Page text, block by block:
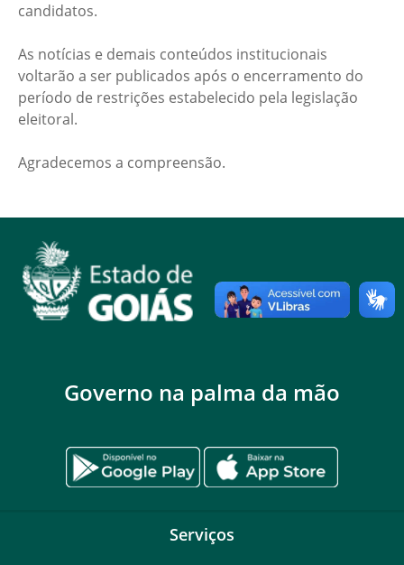
candidatos.
As notícias e demais conteúdos institucionais
voltarão a ser publicados após o encerramento do
período de restrições estabelecido pela legislação
eleitoral.
Agradecemos a compreensão.
Governo na palma da mão
Serviços